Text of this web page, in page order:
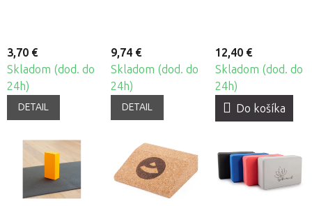
3,70 €
Skladom (dod. do
24h)
DETAIL
9,74 €
Skladom (dod. do
24h)
DETAIL
12,40 €
Skladom (dod. do
24h)
Do košíka